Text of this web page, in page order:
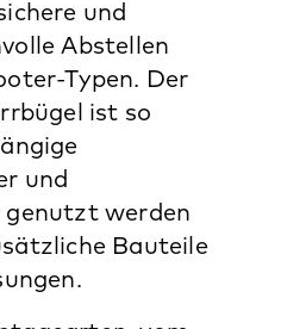
und
Abstellen
Typen. Der
ist so
und
genutzt werden
Bauteile